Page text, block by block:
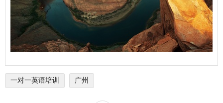
一对一英语培训 广州